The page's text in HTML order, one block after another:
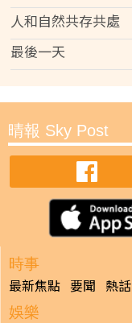
人和自然共存共處
最後一天
晴報 Sky Post
時事
最新焦點 要聞 熱話
娛樂